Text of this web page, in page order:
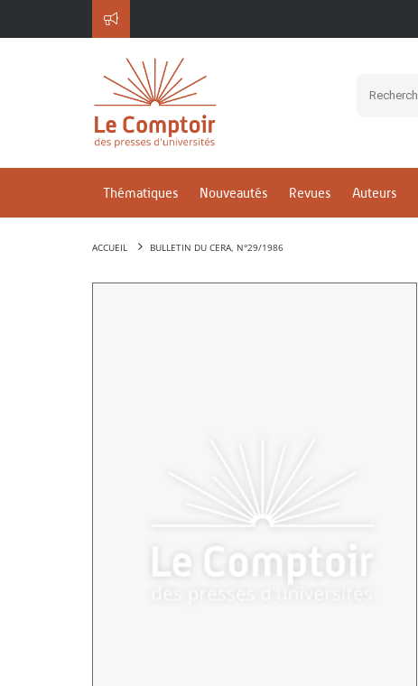
Thématiques Nouveautés Revues Auteurs
ACCUEIL BULLETIN DU CERA, N°29/1986